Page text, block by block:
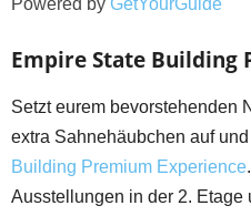
Powered by GetYourGuide
Empire State Building
Setzt eurem bevorstehenden
extra Sahnehäubchen auf
Building Premium Experience
Ausstellungen in der 2. Etage